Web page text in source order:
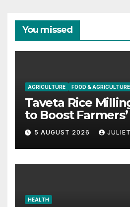
You missed
AGRICULTURE FOOD & AGRICULTURE
Taveta Rice
to Boost
and Drive
5 AUGUST 2026
HEALTH